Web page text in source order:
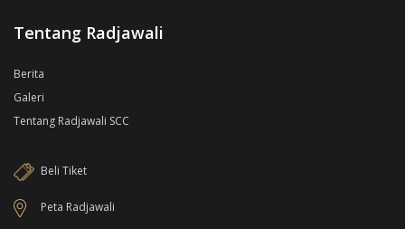
Tentang Radjawali
Berita
Galeri
Tentang Radjawali SCC
Beli Tiket
Peta Radjawali